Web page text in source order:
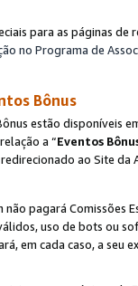
para as páginas de
no Programa de
Bônus
estão disponíveis
a “Eventos
ao Site da
não pagará Comissões
uso de bots ou
em cada caso, a seu